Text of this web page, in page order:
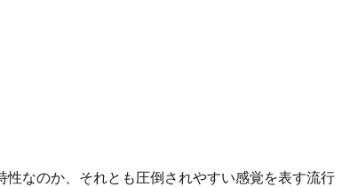
性なのか、それとも圧倒されやすい感覚を表す流行